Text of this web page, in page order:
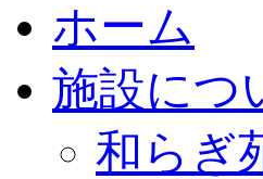
ホーム
施設につ
和らぎ